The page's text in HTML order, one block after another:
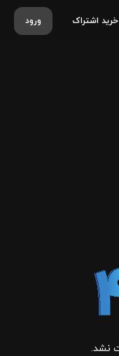
ورود خرید اشتراک
نشد.